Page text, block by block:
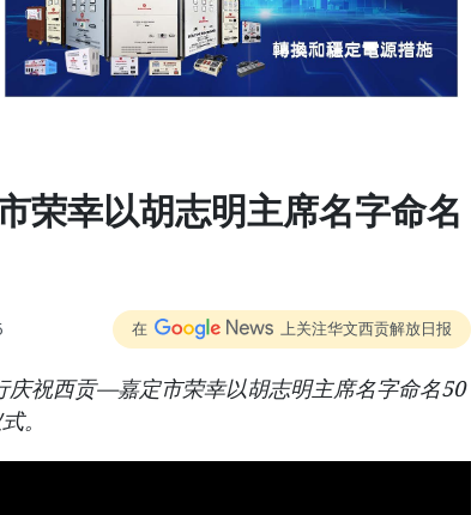
荣幸以胡志明主席名字命名
在 上关注华文西贡解放日报
庆祝西贡—嘉定市荣幸以胡志明主席名字命名50
。